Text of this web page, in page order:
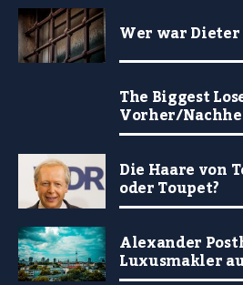
Wer war
The Biggest
Vorher/
Die Haare von
oder Toupet?
Alexander
Luxusmakler